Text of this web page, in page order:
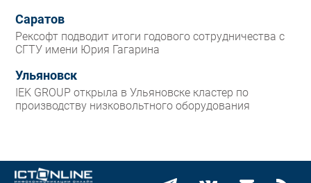
Саратов
Рексофт подводит итоги годового сотрудничества с
СГТУ имени Юрия Гагарина
Ульяновск
IEK GROUP открыла в Ульяновске кластер по
производству низковольтного оборудования